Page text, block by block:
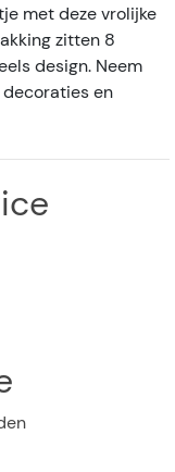
met deze vrolijke
zitten 8
design. Neem
decoraties en